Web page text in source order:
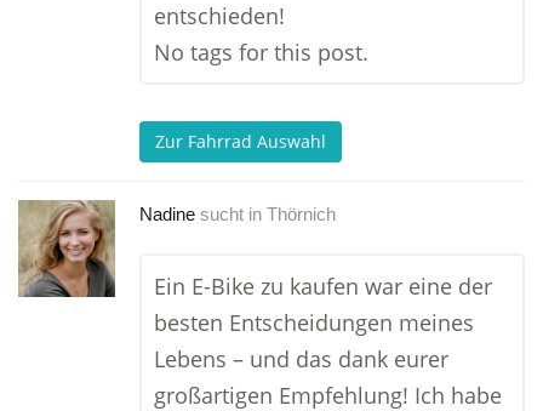
entschieden!
No tags for this post.
Zur Fahrrad Auswahl
Nadine sucht in Thörnich
Ein E-Bike zu kaufen war eine der
besten Entscheidungen meines
Lebens – und das dank eurer
großartigen Empfehlung! Ich habe